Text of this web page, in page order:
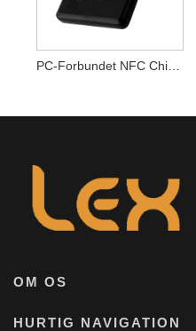
PC-Forbundet NFC Chip Proximity Card Writer Ekstern NFC Card Writer
OM OS
HURTIG NAVIGATION